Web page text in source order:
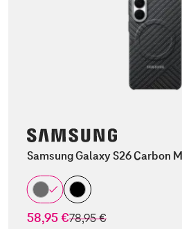
Samsung Galaxy S26 Carbon
58,95 €statt
78,95 €